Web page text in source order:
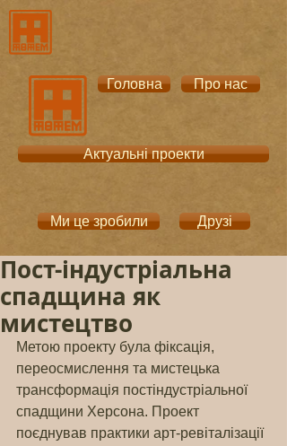
Головна Про нас
Актуальні проекти
Ми це зробили Друзі
Пост-індустріальна
спадщина як
мистецтво
Метою проекту була фіксація,
переосмислення та мистецька
трансформація постіндустріальної
спадщини Херсона. Проект
поєднував практики арт-ревіталізації